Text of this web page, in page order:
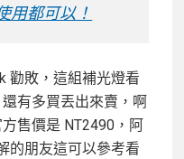
用都可以！
勸敗，這組補光燈看
有多買丟出來賣，啊
售價是 NT2490，阿
的朋友這可以參考看